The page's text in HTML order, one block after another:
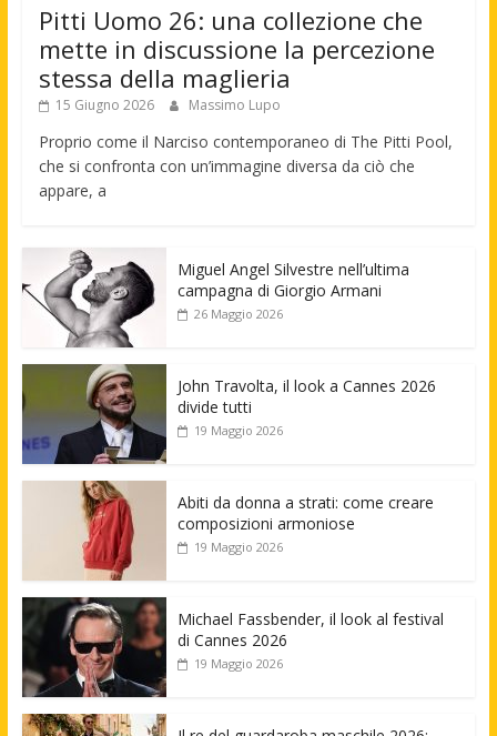
Pitti Uomo 26: una collezione che
mette in discussione la percezione
stessa della maglieria
15 Giugno 2026 Massimo Lupo
Proprio come il Narciso contemporaneo di The Pitti Pool,
che si confronta con un’immagine diversa da ciò che
appare, a
Miguel Angel Silvestre nell’ultima
campagna di Giorgio Armani
26 Maggio 2026
John Travolta, il look a Cannes 2026
divide tutti
19 Maggio 2026
Abiti da donna a strati: come creare
composizioni armoniose
19 Maggio 2026
Michael Fassbender, il look al festival
di Cannes 2026
19 Maggio 2026